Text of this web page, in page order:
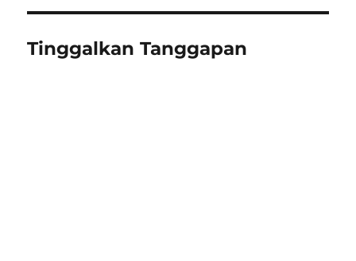
Tinggalkan Tanggapan